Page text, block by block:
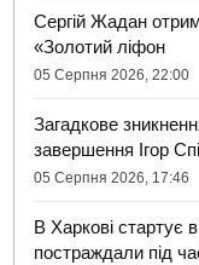
Сергій Жадан
«Золотий ліфон
05 Серпня 2026, 22:00
Загадкове
завершення Ігор
05 Серпня 2026, 17:46
В Харкові стартує
постраждали під